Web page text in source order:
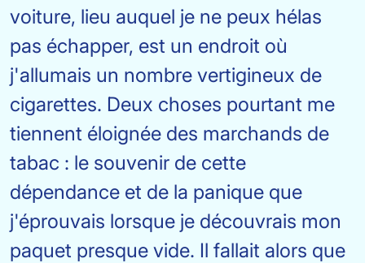
voiture, lieu auquel je ne peux hélas
pas échapper, est un endroit où
j'allumais un nombre vertigineux de
cigarettes. Deux choses pourtant me
tiennent éloignée des marchands de
tabac : le souvenir de cette
dépendance et de la panique que
j'éprouvais lorsque je découvrais mon
paquet presque vide. Il fallait alors que